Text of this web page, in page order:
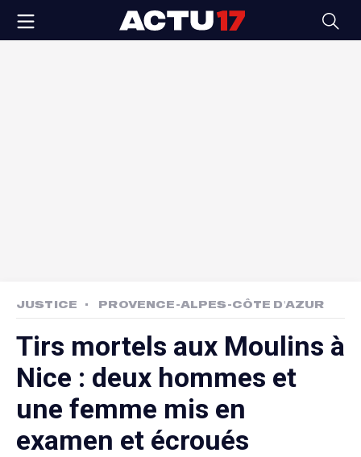
JUSTICE PROVENCE-ALPES-CÔTE D'AZUR
Tirs mortels aux Moulins à
Nice : deux hommes et
une femme mis en
examen et écroués